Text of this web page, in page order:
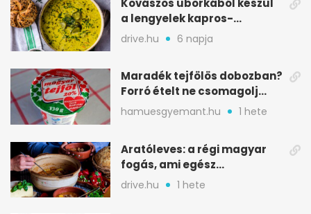
Kovászos uborkából készül
a lengyelek kapros-
savanykás levese
drive.hu 6 napja
Maradék tejfölös dobozban?
Forró ételt ne csomagolj
ilyen tégelybe
hamuesgyemant.hu 1 hete
Aratóleves: a régi magyar
fogás, ami egész
csapatokat jóllakatott
drive.hu 1 hete